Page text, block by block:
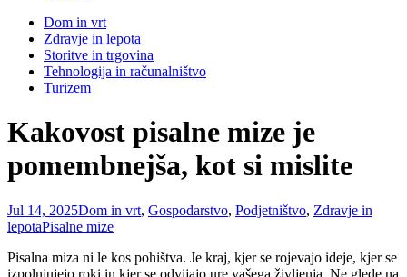
Dom in vrt
Zdravje in lepota
Storitve in trgovina
Tehnologija in računalništvo
Turizem
Kakovost pisalne mize je
pomembnejša, kot si mislite
Jul 14, 2025Dom in vrt, Gospodarstvo, Podjetništvo, Zdravje in
lepotaPisalne mize
Pisalna miza ni le kos pohištva. Je kraj, kjer se rojevajo ideje, kjer se
izpolnjujejo roki in kjer se odvijajo ure vašega življenja. Ne glede na